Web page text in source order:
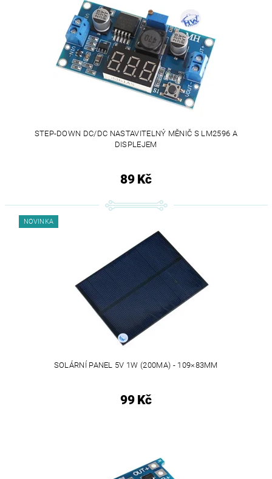
STEP-DOWN DC/DC NASTAVITELNÝ MĚNIČ S LM2596 A
DISPLEJEM
89 Kč
NOVINKA
SOLÁRNÍ PANEL 5V 1W (200MA) - 109×83MM
99 Kč